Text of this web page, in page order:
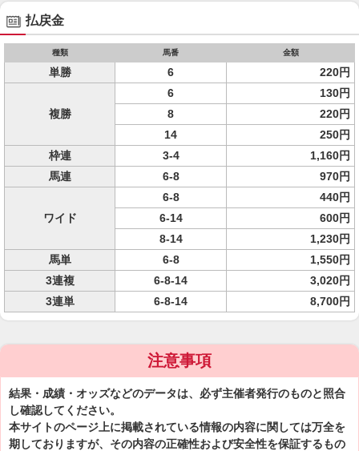
払戻金
種類 馬番 金額
単勝 6 220円
複勝
6
130円
8
220円
14
250円
枠連
3-4
1,160円
馬連
6-8 970円
ワイド
6-8
440円
6-14
600円
8-14
1,230円
馬単
6-8
1,550円
3連複
6-8-14
3,020円
3連単
6-8-14 8,700円
注意事項
結果・成績・オッズなどのデータは、必ず主催者発行のものと照合
し確認してください。
本サイトのページ上に掲載されている情報の内容に関しては万全を
期しておりますが、その内容の正確性および安全性を保証するもの